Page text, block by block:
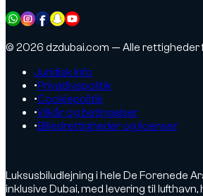
© 2026 dzdubai.com — Alle rettigheder
Juridisk info
•Privatlivspolitik
•Cookiepolitik
•Vilkår og betingelser
•Billedrettigheder og licenser
Luksusbiludlejning i hele De Forenede
inklusive Dubai, med levering til lufthavn,